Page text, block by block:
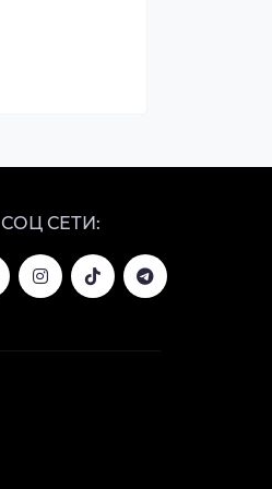
СОЦ СЕТИ: